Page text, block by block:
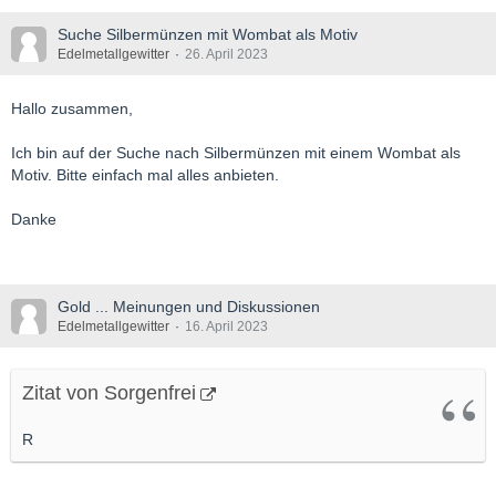
Suche Silbermünzen mit Wombat als Motiv
Edelmetallgewitter 26. April 2023
Hallo zusammen,
Ich bin auf der Suche nach Silbermünzen mit einem Wombat als
Motiv. Bitte einfach mal alles anbieten.
Danke
Gold ... Meinungen und Diskussionen
Edelmetallgewitter 16. April 2023
Zitat von Sorgenfrei
R